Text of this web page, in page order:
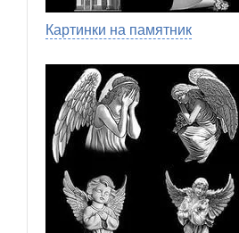
Картинки на памятник